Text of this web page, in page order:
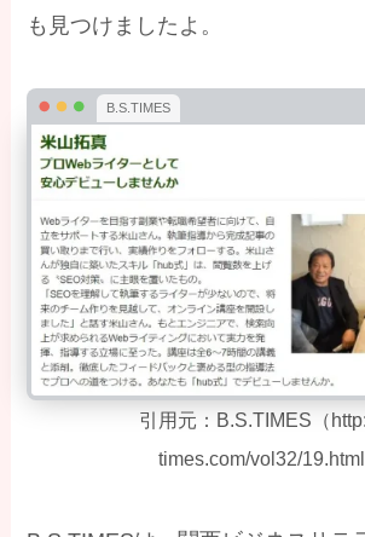
も見つけましたよ。
B.S.TIMES
引用元：B.S.TIMES（
times.com/vol32/19.html